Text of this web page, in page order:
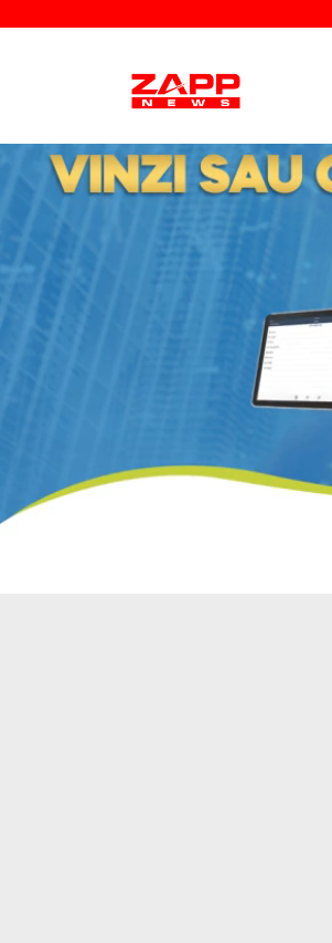
Descoperiri